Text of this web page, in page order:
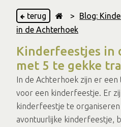
terug >
Blog:
in de Achterhoek
Kinderfeestjes in
met 5 te gekke
In de Achterhoek zijn er een
voor een kinderfeestje. Er
kinderfeestje te
avontuurlijke kinderfeestje,